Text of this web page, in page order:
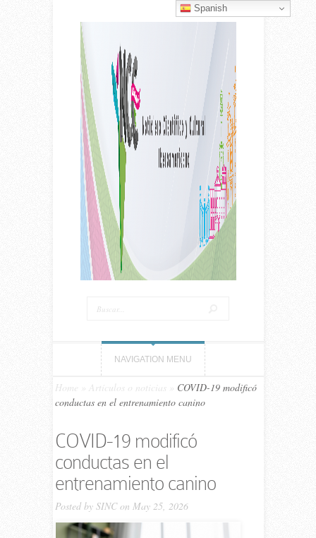
NAVIGATION MENU
Home Artículos o noticias
COVID-19 modificó
conductas en el entrenamiento canino
COVID-19 modificó
conductas en el
entrenamiento canino
Posted by SINCon May 25, 2026
Spanish